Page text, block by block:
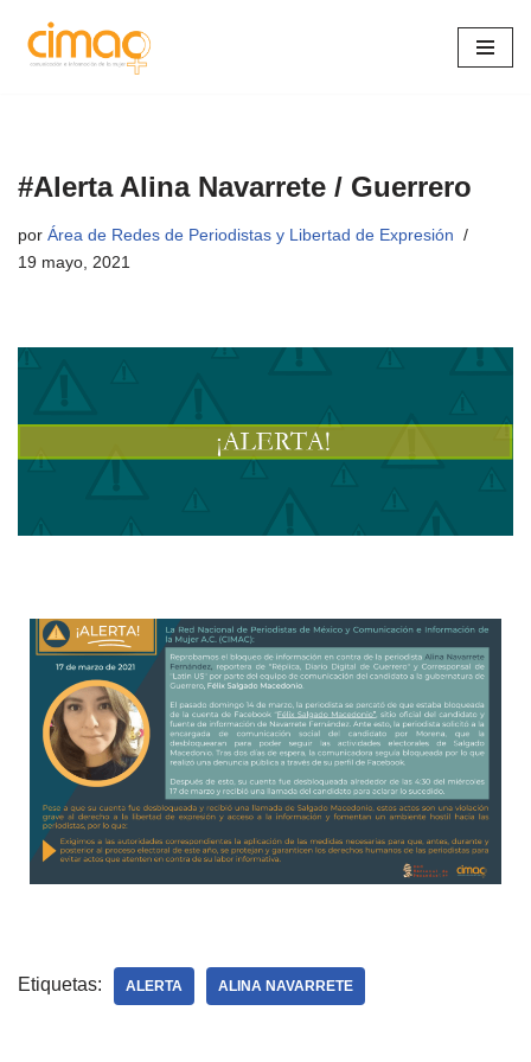
Saltar
#Alerta Alina Navarrete / Guerrero
por Área de Redes de Periodistas y Libertad de Expresión
19 mayo, 2021
Etiquetas: ALERTA ALINA NAVARRETE